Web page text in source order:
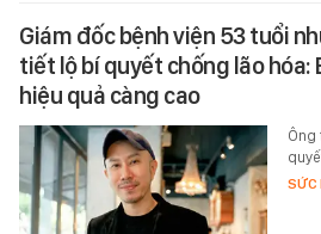
Giám đốc bệnh viện 53 tuổi
tiết lộ bí quyết chống lão hóa:
hiệu quả càng cao
Ông
SỨC